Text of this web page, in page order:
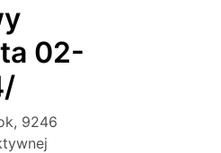
02-
9246